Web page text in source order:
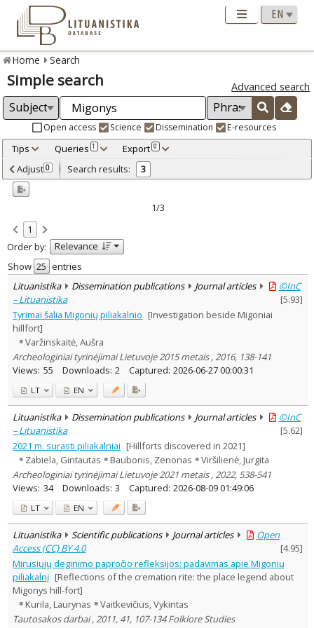
Home Search
Simple search Advanced search
Open access Science Dissemination E-resources
Tips Queries 1 Export 0
Adjusted by criteria 0
Year
Refine
Open access
Scientific publications 1
Dissemination publications
Document Type:
Journal articles 3
Subject area:
Archaeology 3
Ethnology
History 1
Text language
Historical periods
Lithuanian place names
Subject
Journal
Adjust 0 Search results: 3
1/3
1
Order by:
Relevance
Show
entries
Lituanistika
Dissemination publications Journal articles
©InC
– Lituanistika
[5.93]
Tyrimai šalia Migonių piliakalnio [Investigation beside Migoniai
hillfort]
Varžinskaitė, Aušra
Archeologiniai tyrinėjimai Lietuvoje 2015 metais , 2016, 138-141
Views: 55 Downloads: 2 Captured: 2026-06-27 00:00:31
LT EN
Lituanistika Dissemination publications Journal articles
©InC
– Lituanistika
[5.62]
2021 m. surasti piliakalniai [Hillforts discovered in 2021]
Zabiela, Gintautas
Baubonis, Zenonas
Viršilienė, Jurgita
Archeologiniai tyrinėjimai Lietuvoje 2021 metais , 2022, 538-541
Views: 34 Downloads: 3 Captured: 2026-08-09 01:49:06
LT EN
Lituanistika Scientific publications Journal articles
Open
Access (CC) BY 4.0
[4.95]
Mirusiųjų deginimo papročio refleksijos: padavimas apie Migonių
piliakalnį [Reflections of the cremation rite: the place legend about
Migonys hill-fort]
Kurila, Laurynas
Vaitkevičius, Vykintas
Tautosakos darbai , 2011, 41, 107-134 Folklore Studies